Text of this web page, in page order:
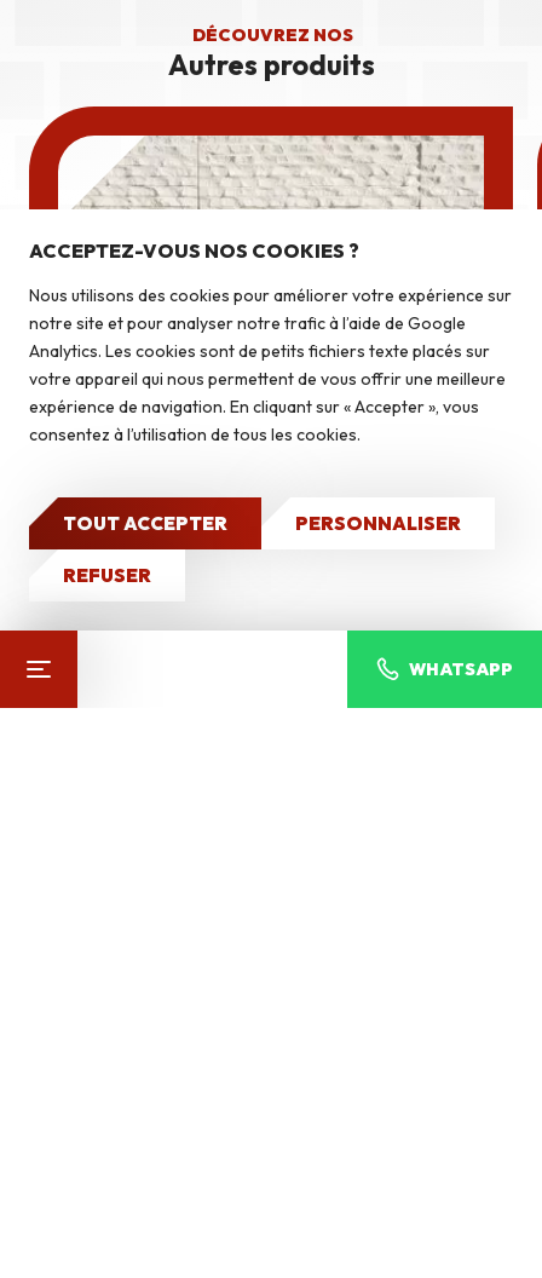
Nos produits
Briquettes
Autoconstruction & isolation
Caves à vin
Nos réalisations
CONTACT
WHATSAPP
ACCEPTEZ-VOUS NOS COOKIES ?
Nous utilisons des cookies pour améliorer votre expérience sur
notre site et pour analyser notre trafic à l’aide de Google
Analytics. Les cookies sont de petits fichiers texte placés sur
votre appareil qui nous permettent de vous offrir une meilleure
expérience de navigation. En cliquant sur « Accepter », vous
consentez à l’utilisation de tous les cookies.
TOUT ACCEPTER PERSONNALISER
REFUSER
DÉCOUVREZ NOS
Autres produits
CEBRA BLANCO
Pierres du monde
VOIR TOUS LES PRODUITS